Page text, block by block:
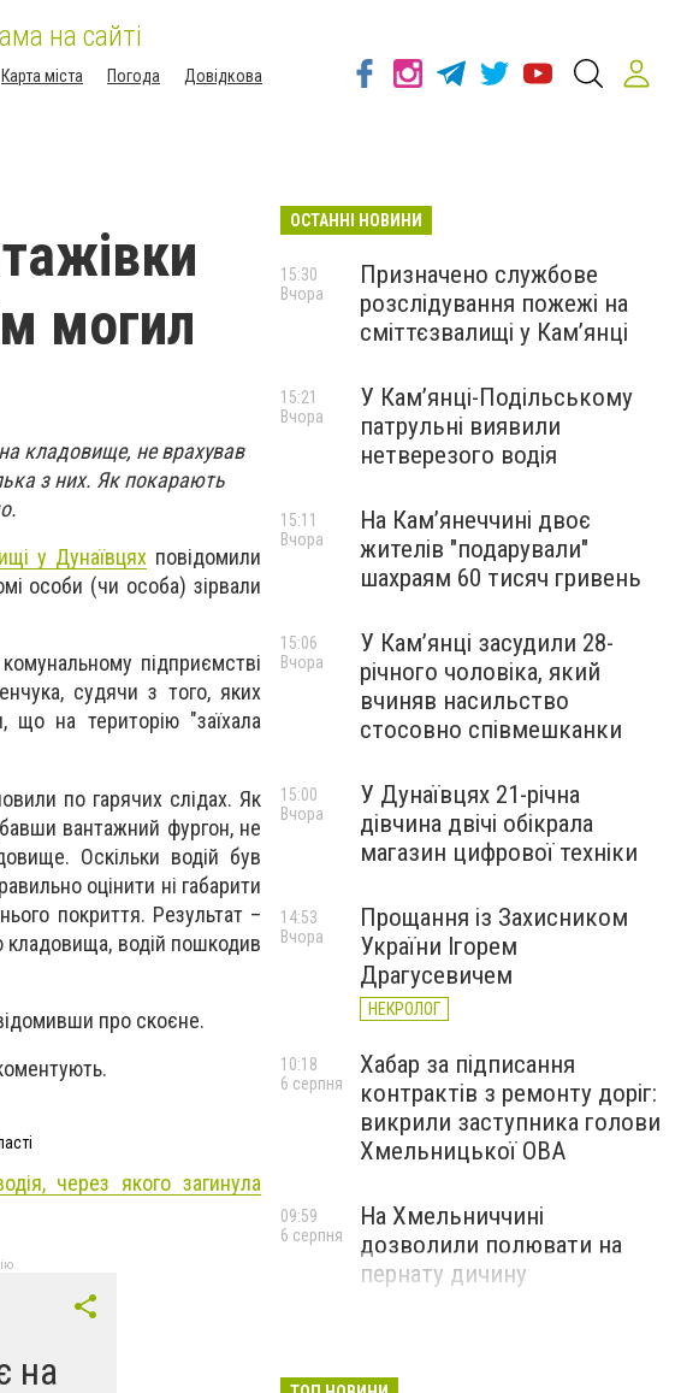
на сайті
Карта міста Погода
Довідкова
могил
кладовище, не врахував
з них. Як покарають
у Дунаївцяхповідомили
особи (чи особа) зірвали
підприємстві
судячи з того, яких
на територію "заїхала
по гарячих слідах. Як
вантажний фургон, не
Оскільки водій був
оцінити ні габарити
покриття. Результат –
кладовища, водій пошкодив
про скоєне.
через якого загинула
на
ОСТАННІ НОВИНИ
Призначено службове
розслідування пожежі на
сміттєзвалищі у Кам’янці
15:30
Вчора
У Кам’янці-Подільському
патрульні виявили
нетверезого водія
15:21
Вчора
На Камʼянеччині двоє
жителів "подарували"
шахраям 60 тисяч гривень
15:11
Вчора
У Камʼянці засудили 28-
річного чоловіка, який
вчиняв насильство
стосовно співмешканки
15:06
Вчора
У Дунаївцях 21-річна
дівчина двічі обікрала
магазин цифрової техніки
15:00
Вчора
Прощання із Захисником
України Ігорем
Драгусевичем
НЕКРОЛОГ
14:53
Вчора
Хабар за підписання
контрактів з ремонту доріг:
викрили заступника голови
Хмельницької ОВА
10:18
6 серпня
На Хмельниччині
дозволили полювати на
пернату дичину
09:59
6 серпня